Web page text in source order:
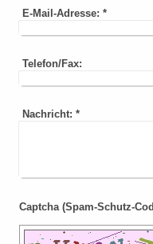
E-Mail-Adresse: *
Telefon/Fax:
Nachricht: *